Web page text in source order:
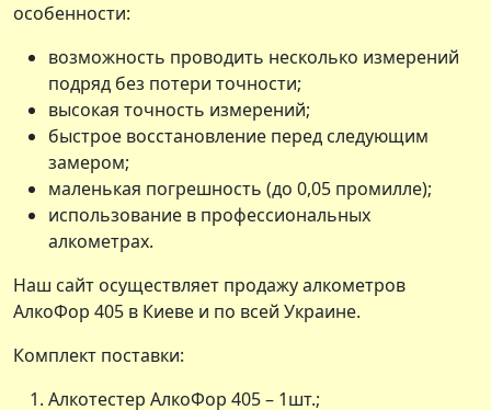
особенности:
возможность проводить несколько измерений
подряд без потери точности;
высокая точность измерений;
быстрое восстановление перед следующим
замером;
маленькая погрешность (до 0,05 промилле);
использование в профессиональных
алкометрах.
Наш сайт осуществляет продажу алкометров
АлкоФор 405 в Киеве и по всей Украине.
Комплект поставки:
Алкотестер АлкоФор 405 – 1шт.;